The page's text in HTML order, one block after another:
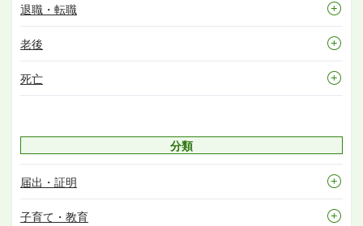
退職・転職
老後
死亡
分類
届出・証明
子育て・教育